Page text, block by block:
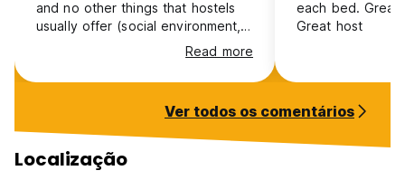
and no other things that hostels
usually offer (social environment,
chill space). Staff is super helpful
and friendly! Not enough showers
and toilets for the amount of
Read more
each bed. Great
Great host
Ver todos os comentários
Localização